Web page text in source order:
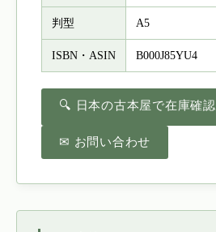
判型 A5
ISBN・ASIN B000J85YU4
🔍 日本の古本屋で在庫確認
✉ お問い合わせ